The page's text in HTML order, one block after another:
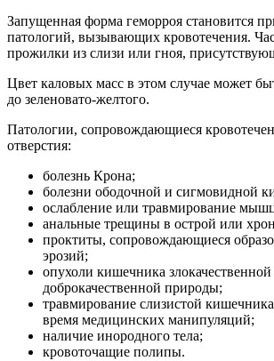
Запущенная форма геморроя становится
патологий, вызывающих кровотечения.
прожилки из слизи или гноя,
Цвет каловых масс в этом случае может
до зеленовато-желтого.
Патологии, сопровождающиеся
отверстия:
болезнь Крона;
болезни ободочной и сигмовидной
ослабление или травмирование
анальные трещины в острой или
проктиты, сопровождающиеся
эрозий;
опухоли кишечника
доброкачественной природы;
травмирование слизистой
время медицинских манипуляций;
наличие инородного тела;
кровоточащие полипы.